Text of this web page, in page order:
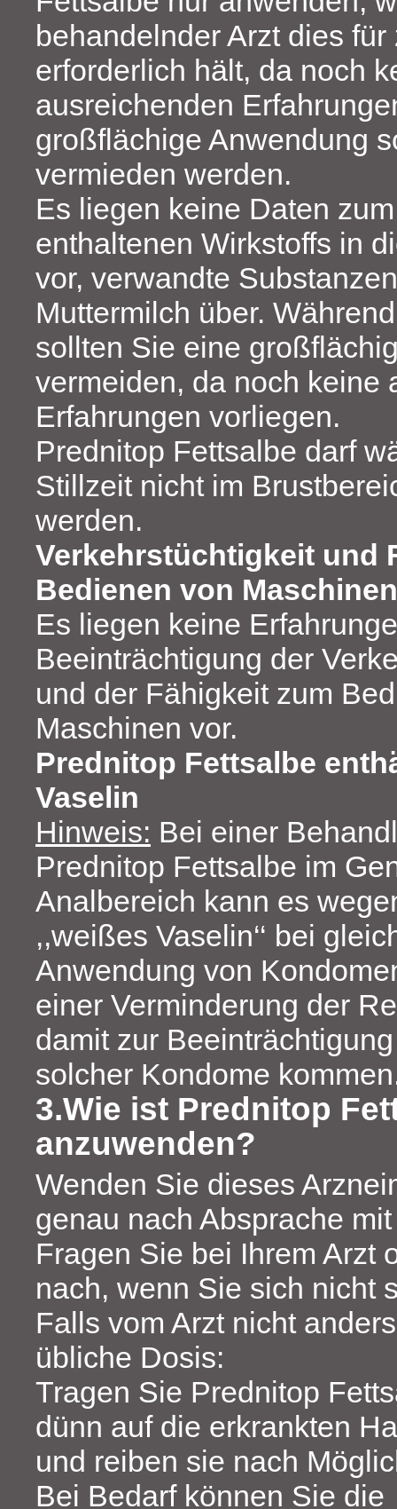
behandelnder Arzt dies
erforderlich hält, da noch
ausreichenden
großflächige Anwendung
vermieden werden.
Es liegen keine Daten
enthaltenen Wirkstoffs in
vor, verwandte
Muttermilch über.
sollten Sie eine
vermeiden, da noch keine
Erfahrungen vorliegen.
Prednitop Fettsalbe darf
Stillzeit nicht im
werden.
Verkehrstüchtigkeit und
Bedienen von Maschinen
Es liegen keine
Beeinträchtigung der
und der Fähigkeit zum
Maschinen vor.
Prednitop Fettsalbe
Vaselin
Hinweis: Bei einer
Prednitop Fettsalbe im
Analbereich kann es
,,weißes Vaselin‘‘ bei
Anwendung von
einer Verminderung der
damit zur
solcher Kondome
3.Wie ist Prednitop
anzuwenden?
Wenden Sie dieses
genau nach Absprache
Fragen Sie bei Ihrem Arzt
nach, wenn Sie sich nicht
Falls vom Arzt nicht
übliche Dosis:
Tragen Sie Prednitop
dünn auf die erkrankten
und reiben sie nach
Bei Bedarf können Sie die